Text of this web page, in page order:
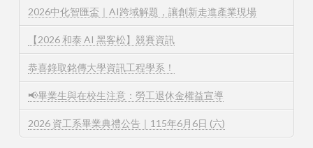
2026中化智匯盃｜AI跨域解題，讓創新走進產業現場
【2026 和泰 AI 黑客松】競賽資訊
恭喜錄取銘傳大學資訊工程學系！
📢畢業生與在校生注意：勞工退休金權益宣導
2026 資工系畢業典禮公告｜115年6月6日 (六)